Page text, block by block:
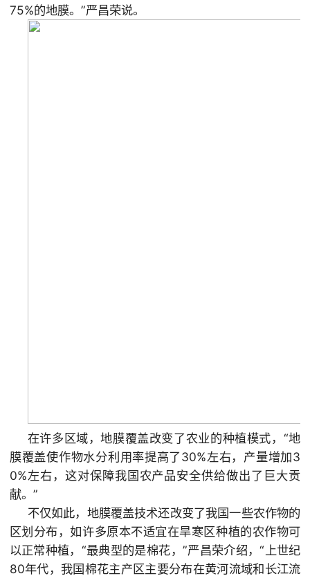
75%的地膜。”严昌荣说。
在许多区域，地膜覆盖改变了农业的种植模式，“地
膜覆盖使作物水分利用率提高了30%左右，产量增加3
0%左右，这对保障我国农产品安全供给做出了巨大贡
献。”
不仅如此，地膜覆盖技术还改变了我国一些农作物的
区划分布，如许多原本不适宜在旱寒区种植的农作物可
以正常种植，“最典型的是棉花，”严昌荣介绍，“上世纪
80年代，我国棉花主产区主要分布在黄河流域和长江流